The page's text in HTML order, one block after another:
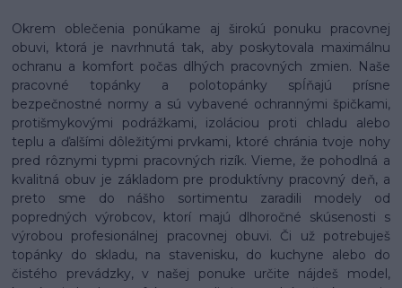
Okrem oblečenia ponúkame aj širokú ponuku pracovnej
obuvi, ktorá je navrhnutá tak, aby poskytovala maximálnu
ochranu a komfort počas dlhých pracovných zmien. Naše
pracovné topánky a polotopánky spĺňajú prísne
bezpečnostné normy a sú vybavené ochrannými špičkami,
protišmykovými podrážkami, izoláciou proti chladu alebo
teplu a ďalšími dôležitými prvkami, ktoré chránia tvoje nohy
pred rôznymi typmi pracovných rizík. Vieme, že pohodlná a
kvalitná obuv je základom pre produktívny pracovný deň, a
preto sme do nášho sortimentu zaradili modely od
popredných výrobcov, ktorí majú dlhoročné skúsenosti s
výrobou profesionálnej pracovnej obuvi. Či už potrebuješ
topánky do skladu, na stavenisku, do kuchyne alebo do
čistého prevádzky, v našej ponuke určite nájdeš model,